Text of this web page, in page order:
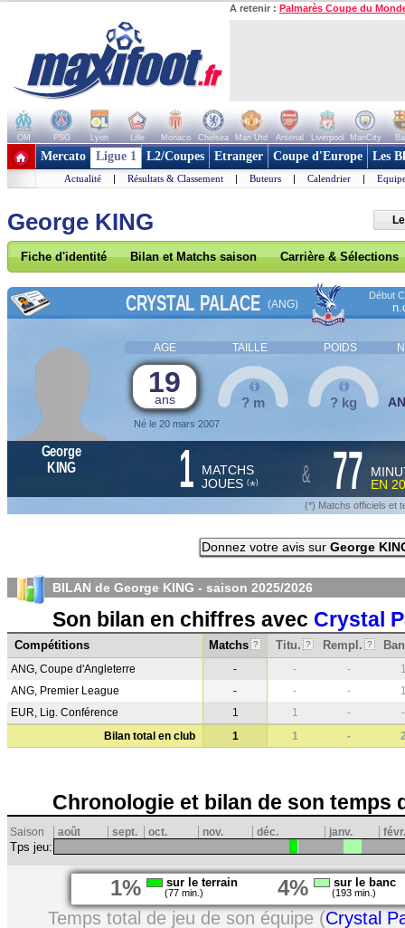
A retenir : Palmarès Coupe du
OM PSG Lyon Lille Monaco Chelsea Man Utd Arsenal Liverpool ManCity
+ de clubs
Mercato Ligue 1 L2/Coupes Etranger Coupe d'Europe Les
Actualité | Résultats & Classement | Buteurs | Calendrier |
George KING
Fiche d'identité Bilan et Matchs saison Carrière & Sélections
CRYSTAL PALACE (ANG)
Début
AGE TAILLE POIDS
19
ans
Né le 20 mars 2007
? m ? kg
George
KING
1 MATCHS
JOUES (*) & 77
EN
(*) Matchs officiels et
Donnez votre avis sur George
BILAN de George KING - saison 2025/2026
Son bilan en chiffres avec Crystal
Compétitions Matchs ? Titu. ? Rempl. ?
ANG, Coupe d'Angleterre - - -
ANG, Premier League
- - -
EUR, Lig. Conférence
1 1 -
-
Bilan total en club
1 1 -
Chronologie et bilan de son temps
Saison août sept. oct. nov. déc. janv. févr.
Tps jeu:
1% sur le terrain
(77 min.) 4% sur le banc
(193 min.)
Temps total de jeu de son équipe (Crystal